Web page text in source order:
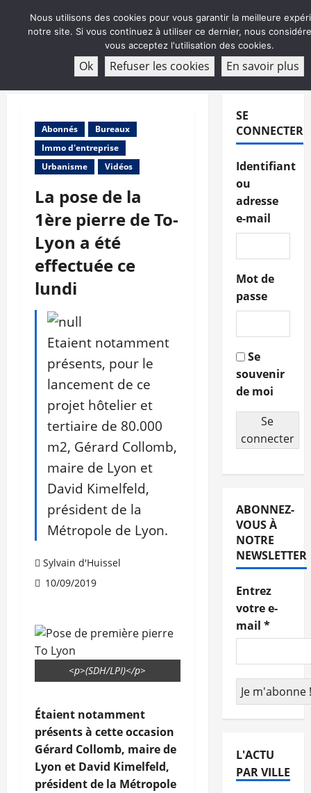
ABONNEMENT
Abonnés
Bureaux
Immo d'entreprise
Urbanisme
Vidéos
La pose de la
1ère pierre de To-
Lyon a été
effectuée ce
lundi
Etaient notamment
présents, pour le
lancement de ce
projet hôtelier et
tertiaire de 80.000
m2, Gérard Collomb,
maire de Lyon et
David Kimelfeld,
président de la
Métropole de Lyon.
Sylvain d'Huissel
10/09/2019
<p>(SDH/LPI)</p>
Étaient notamment
présents à cette occasion
Gérard Collomb, maire de
Lyon et David Kimelfeld,
président de la Métropole
SE
CONNECTER
Identifiant
ou
adresse
e-mail
Mot de
passe
Se
souvenir
de moi
Se
connecter
ABONNEZ-
VOUS À
NOTRE
NEWSLETTER
Entrez
votre e-
mail *
L'ACTU
PAR VILLE
Nous utilisons des cookies pour vous garantir la meilleure
notre site. Si vous continuez à utiliser ce dernier, nous
vous acceptez l'utilisation des cookies.
Ok Refuser les cookies En savoir plus